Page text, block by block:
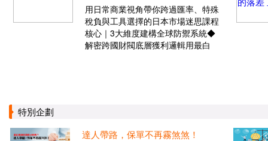
用日常商業視角帶你跨過匯率、特殊
稅負與工具選擇的日本市場迷思課程
核心｜3大維度建構全球防禦系統◆
解密跨國財閥底層獲利邏輯用最白
特別企劃
達人帶路，保單不再霧煞煞！